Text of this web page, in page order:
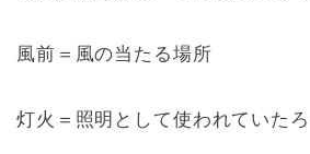
風前＝風の当たる場所
灯火＝照明として使われていた